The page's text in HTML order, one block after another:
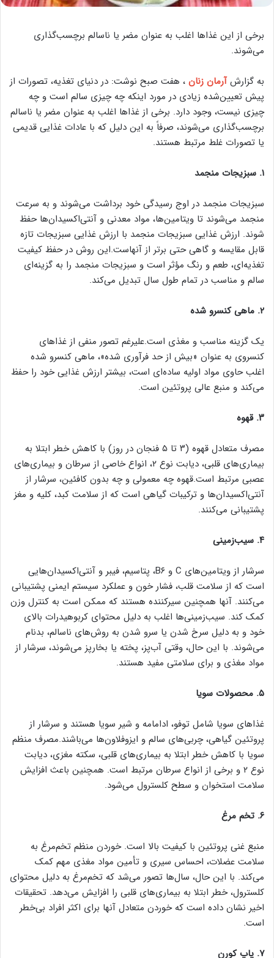
برخی از این غذاها اغلب به عنوان ‌مضر یا ‌ناسالم‌ برچسب‌گذاری
می‌شوند.
به گزارشآرمان زنان ، هفت صبح نوشت: در دنیای تغذیه، تصورات از
پیش تعیین‌شده‌ زیادی در مورد اینکه چه چیزی سالم است و چه
چیزی نیست، وجود دارد. برخی از غذاها اغلب به عنوان ‌مضر یا ‌ناسالم‌
برچسب‌گذاری می‌شوند، صرفاً به این دلیل که با عادات غذایی قدیمی
یا تصورات غلط مرتبط هستند.
۱. سبزیجات منجمد
سبزیجات منجمد در اوج رسیدگی خود برداشت می‌شوند و به سرعت
منجمد می‌شوند تا ویتامین‌ها، مواد معدنی و آنتی‌اکسیدان‌ها حفظ
شوند. ‌ارزش غذایی سبزیجات منجمد با ارزش غذایی سبزیجات تازه
قابل مقایسه و گاهی حتی برتر از آنهاست.این روش در حفظ کیفیت
تغذیه‌ای، طعم و رنگ مؤثر است و سبزیجات منجمد را به گزینه‌ای
سالم و مناسب در تمام طول سال تبدیل می‌کند.
‌۲. ماهی کنسرو شده
یک گزینه مناسب و مغذی است.علیرغم تصور منفی از غذاهای
کنسروی به عنوان «بیش از حد فرآوری شده»، ماهی کنسرو شده
اغلب حاوی مواد اولیه ساده‌ای است، بیشتر ارزش غذایی خود را حفظ
می‌کند و منبع عالی پروتئین است.
۳. قهوه
مصرف متعادل قهوه (۳ تا ۵ فنجان در روز) با کاهش خطر ابتلا به
بیماری‌های قلبی، دیابت نوع ۲، انواع خاصی از سرطان و بیماری‌های
عصبی مرتبط است.قهوه چه معمولی و چه بدون کافئین، سرشار از
آنتی‌اکسیدان‌ها و ترکیبات گیاهی است که از سلامت کبد، کلیه و مغز
پشتیبانی می‌کنند.
‌۴. سیب‌زمینی‌
سرشار از ویتامین‌های C و B۶، پتاسیم، فیبر و آنتی‌اکسیدان‌هایی
است که از سلامت قلب، فشار خون و عملکرد سیستم ایمنی پشتیبانی
می‌کنند. آنها همچنین سیرکننده هستند که ممکن است به کنترل وزن
کمک کند. سیب‌زمینی‌ها اغلب به دلیل محتوای کربوهیدرات بالای
خود و به دلیل سرخ شدن یا سرو شدن به روش‌های ناسالم، بدنام
می‌شوند. با این حال، وقتی آب‌پز، پخته یا بخارپز می‌شوند، سرشار از
مواد مغذی ‌و برای سلامتی مفید هستند.
۵. محصولات سویا
غذاهای سویا شامل توفو، ادامامه و شیر سویا هستند و سرشار از
پروتئین گیاهی، چربی‌های سالم و ایزوفلاون‌ها می‌باشند.مصرف منظم
سویا با کاهش خطر ابتلا به بیماری‌های قلبی، سکته مغزی، دیابت
نوع ۲ و برخی از انواع سرطان مرتبط است. همچنین باعث افزایش
سلامت استخوان و سطح کلسترول می‌شود.
‌۶. تخم مرغ
منبع غنی پروتئین با کیفیت بالا است. خوردن منظم تخم‌مرغ به
سلامت عضلات، احساس سیری و تأمین مواد مغذی مهم کمک
می‌کند. با این حال، سال‌ها تصور می‌شد که تخم‌مرغ به دلیل محتوای
کلسترول، خطر ابتلا به بیماری‌های قلبی را افزایش می‌دهد. تحقیقات
اخیر نشان داده است که خوردن متعادل آنها برای اکثر افراد بی‌خطر
است. ‌
۷. پاپ کورن